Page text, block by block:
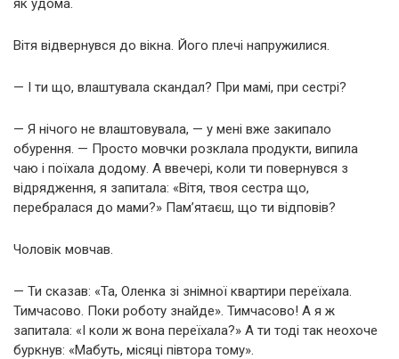
Вітя відвернувся до вікна. Його плечі напружилися.
— І ти що, влаштувала скандал? При мамі, при сестрі?
— Я нічого не влаштовувала, — у мені вже закипало
обурення. — Просто мовчки розклала продукти, випила
чаю і поїхала додому. А ввечері, коли ти повернувся з
відрядження, я запитала: «Вітя, твоя сестра що,
перебралася до мами?» Пам’ятаєш, що ти відповів?
Чоловік мовчав.
— Ти сказав: «Та, Оленка зі знімної квартири переїхала.
Тимчасово. Поки роботу знайде». Тимчасово! А я ж
запитала: «І коли ж вона переїхала?» А ти тоді так неохоче
буркнув: «Мабуть, місяці півтора тому».